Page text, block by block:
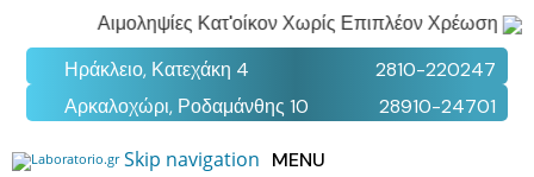
Αιμοληψίες Κατ'οίκον Χωρίς Επιπλέον Χρέωση
Ηράκλειο, Κατεχάκη 4
2810-220247
Αρκαλοχώρι, Ροδαμάνθης 10
28910-24701
Skip navigation MENU